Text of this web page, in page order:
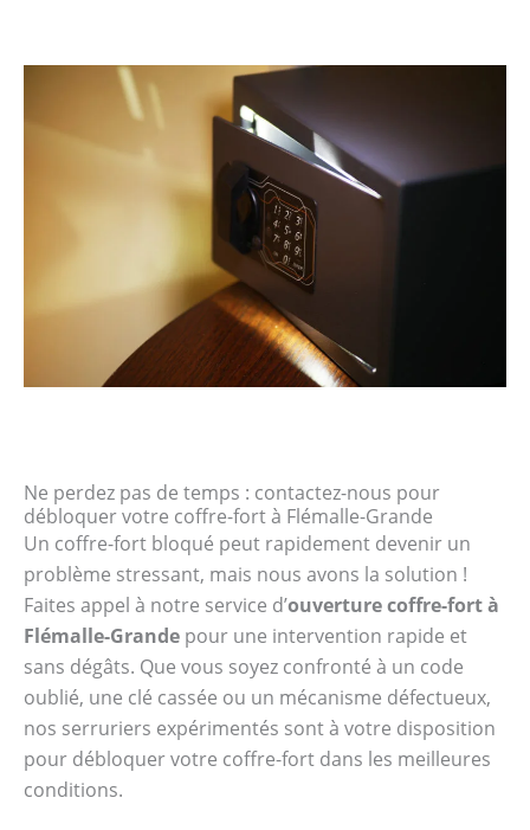
Ne perdez pas de temps : contactez-nous pour
débloquer votre coffre-fort à Flémalle-Grande
Un coffre-fort bloqué peut rapidement devenir un
problème stressant, mais nous avons la solution !
Faites appel à notre service d’ouverture coffre-fort à
Flémalle-Grande pour une intervention rapide et
sans dégâts. Que vous soyez confronté à un code
oublié, une clé cassée ou un mécanisme défectueux,
nos serruriers expérimentés sont à votre disposition
pour débloquer votre coffre-fort dans les meilleures
conditions.